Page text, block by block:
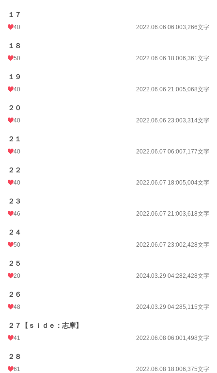
１７
40 2022.06.06 06:003,266文字
１８
50 2022.06.06 18:006,361文字
１９
40 2022.06.06 21:005,068文字
２０
40 2022.06.06 23:003,314文字
２１
40 2022.06.07 06:007,177文字
２２
40 2022.06.07 18:005,004文字
２３
46 2022.06.07 21:003,618文字
２４
50 2022.06.07 23:002,428文字
２５
20 2024.03.29 04:282,428文字
２６
48 2024.03.29 04:285,115文字
２７【ｓｉｄｅ：志摩】
41 2022.06.08 06:001,498文字
２８
61 2022.06.08 18:006,375文字